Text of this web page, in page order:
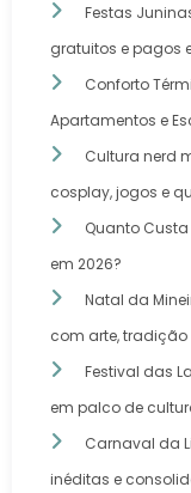
Festas
gratuitos e pagos
Conforto
Apartamentos e
Cultura nerd
cosplay, jogos e
Quanto Custa
em 2026?
Natal da
com arte,
Festival das
em palco de
Carnaval da
inéditas e